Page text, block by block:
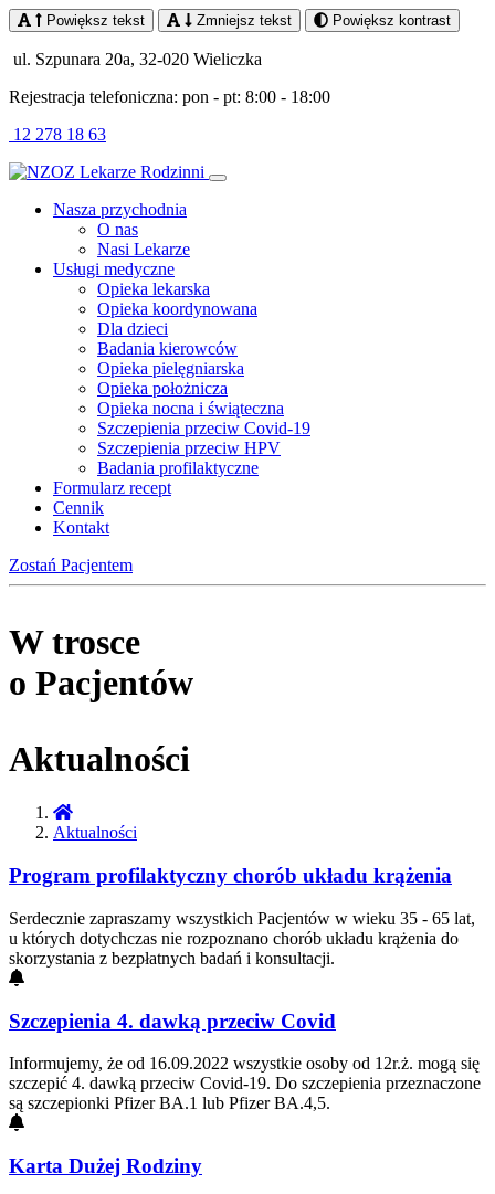
Powiększ tekst Zmniejsz tekst Powiększ kontrast
ul. Szpunara 20a, 32-020 Wieliczka
Rejestracja telefoniczna: pon - pt: 8:00 - 18:00
12 278 18 63
Nasza przychodnia
O nas
Nasi Lekarze
Usługi medyczne
Opieka lekarska
Opieka koordynowana
Dla dzieci
Badania kierowców
Opieka pielęgniarska
Opieka położnicza
Opieka nocna i świąteczna
Szczepienia przeciw Covid-19
Szczepienia przeciw HPV
Badania profilaktyczne
Formularz recept
Cennik
Kontakt
Zostań Pacjentem
W trosce
o Pacjentów
Aktualności
Aktualności
Program profilaktyczny chorób układu krążenia
Serdecznie zapraszamy wszystkich Pacjentów w wieku 35 - 65 lat,
u których dotychczas nie rozpoznano chorób układu krążenia do
skorzystania z bezpłatnych badań i konsultacji.
Szczepienia 4. dawką przeciw Covid
Informujemy, że od 16.09.2022 wszystkie osoby od 12r.ż. mogą się
szczepić 4. dawką przeciw Covid-19. Do szczepienia przeznaczone
są szczepionki Pfizer BA.1 lub Pfizer BA.4,5.
Karta Dużej Rodziny